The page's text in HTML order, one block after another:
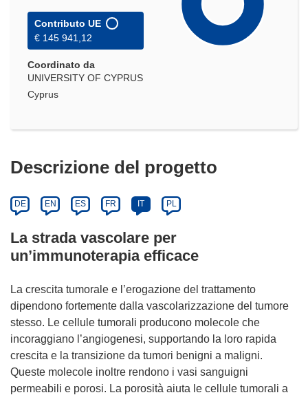
Contributo UE
€ 145 941,12
Coordinato da
UNIVERSITY OF CYPRUS
Cyprus
Descrizione del progetto
DE EN ES FR IT PL
La strada vascolare per
un’immunoterapia efficace
La crescita tumorale e l’erogazione del trattamento
dipendono fortemente dalla vascolarizzazione del tumore
stesso. Le cellule tumorali producono molecole che
incoraggiano l’angiogenesi, supportando la loro rapida
crescita e la transizione da tumori benigni a maligni.
Queste molecole inoltre rendono i vasi sanguigni
permeabili e porosi. La porosità aiuta le cellule tumorali a